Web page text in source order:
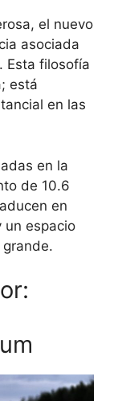
el nuevo
asociada
Esta filosofía
está
en las
en la
de 10.6
en
un espacio